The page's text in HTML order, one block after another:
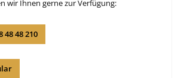
wir Ihnen gerne zur Verfügung:
48 48 210